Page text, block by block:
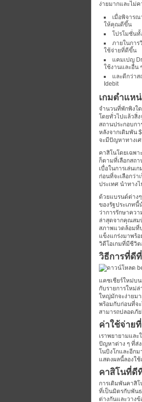
ง่ายมากและไม่
เมื่อพิจารณ
ให้คุณดีขึ้น
โปรโมชั่นทั้
ภายในการ
ใช้จ่ายที่ดีขึ้น
แคมเปญ
ใช้งานและอื่น
และดีกว่าส
Idebit
เกมตำแห
จำนวนที่พักพิงใ
โดยทั่วไปแล้วสิ่ง
สถานประกอบกา
หลังจากเดิมพัน
จะมีปัญหาทางเศ
คาสิโนโดยเฉพ
ก็ตามที่เลือกสถ
เบื่อในการเล่น
ก่อนที่จะเลือกว่
ประเทศ นำทาง
ด้วยแบรนด์ต่าง
ของรัฐประเภท
ว่าการรักษาคว
ล่าสุดจากคุณสม
สภาพแวดล้อมที่
แข็งแกร่งมาพร้
วิดีโอเกมที่มีชีวิต
วิธีการที่ดี
แคชเชียร์ใหม่บ
กับรายการใหม่
ใหญ่มักจะง่ายม
พร้อมกับก่อนที่จ
สามารถปลอดภั
ค่าใช้จ่ายที่
เราพยายามแล
ปัญหาต่าง ๆ ที่ส่ง
โนบิงโกและอีก
แสดงผลนี้ลองใ
คาสิโนที่ดี
การเดิมพันคาสิ
ที่เป็นมิตรกับพัน
ต่างกันและวาง